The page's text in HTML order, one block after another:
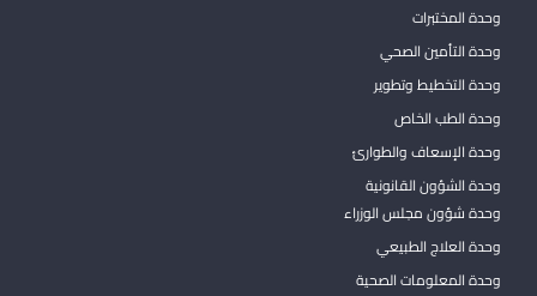
وحدة المختبرات
وحدة التأمين الصحي
وحدة التخطيط وتطوير
وحدة الطب الخاص
وحدة الإسعاف والطوارئ
وحدة الشؤون القانونية
وحدة شؤون مجلس الوزراء
وحدة العلاج الطبيعي
وحدة المعلومات الصحية